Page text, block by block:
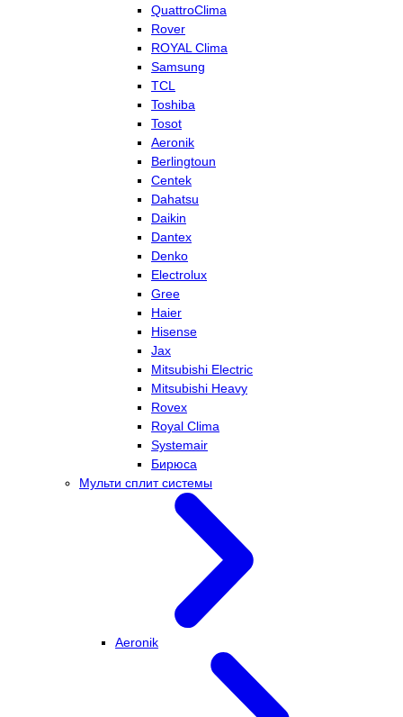
QuattroClima
Rover
ROYAL Clima
Samsung
TCL
Toshiba
Tosot
Aeronik
Berlingtoun
Centek
Dahatsu
Daikin
Dantex
Denko
Electrolux
Gree
Haier
Hisense
Jax
Mitsubishi Electric
Mitsubishi Heavy
Rovex
Royal Clima
Systemair
Бирюса
Мульти сплит системы
Aeronik